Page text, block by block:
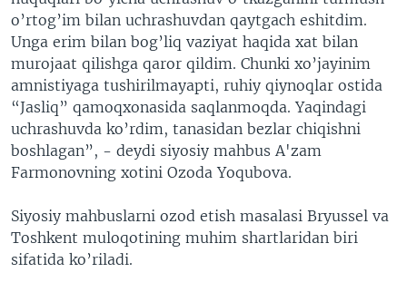
o’rtog’im bilan uchrashuvdan qaytgach eshitdim.
Unga erim bilan bog’liq vaziyat haqida xat bilan
murojaat qilishga qaror qildim. Chunki xo’jayinim
amnistiyaga tushirilmayapti, ruhiy qiynoqlar ostida
“Jasliq” qamoqxonasida saqlanmoqda. Yaqindagi
uchrashuvda ko’rdim, tanasidan bezlar chiqishni
boshlagan”, - deydi siyosiy mahbus A'zam
Farmonovning xotini Ozoda Yoqubova.
Siyosiy mahbuslarni ozod etish masalasi Bryussel va
Toshkent muloqotining muhim shartlaridan biri
sifatida ko’riladi.